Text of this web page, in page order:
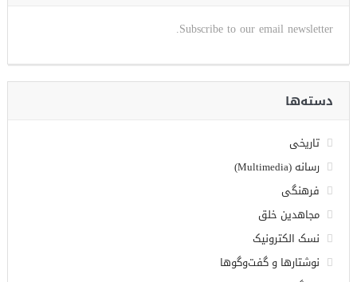
Subscribe to our email newsletter.
دسته‌ها
تاریخی
رسانه (Multimedia)
فرهنگی
مجاهدین خلق
نسک الکترونیک
نوشتارها و گفت‌وگوها